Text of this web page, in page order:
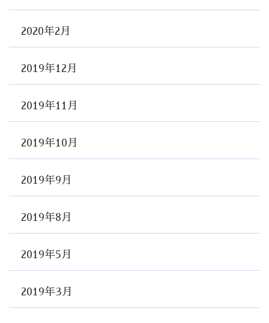
2020年2月
2019年12月
2019年11月
2019年10月
2019年9月
2019年8月
2019年5月
2019年3月